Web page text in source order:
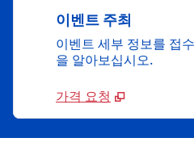
이벤트 주최
이벤트 세부 정보를 접
을 알아보십시오.
가격 요청